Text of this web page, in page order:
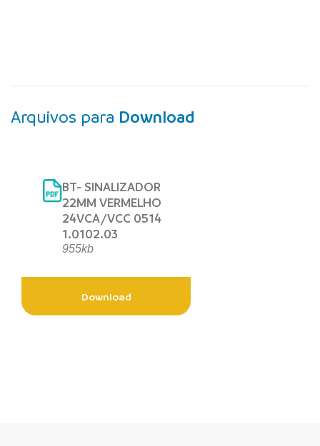
Arquivos para Download
BT- SINALIZADOR
22MM VERMELHO
24VCA/VCC 0514
1.0102.03
955kb
Download